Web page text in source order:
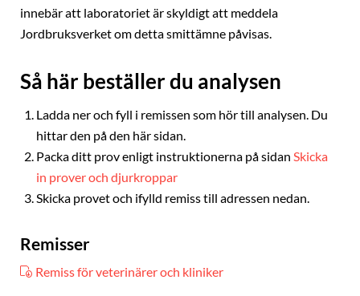
innebär att laboratoriet är skyldigt att meddela
Jordbruksverket om detta smittämne påvisas.
Så här beställer du analysen
Ladda ner och fyll i remissen som hör till analysen. Du
hittar den på den här sidan.
Packa ditt prov enligt instruktionerna på sidan Skicka
in prover och djurkroppar
Skicka provet och ifylld remiss till adressen nedan.
Remisser
Remiss för veterinärer och kliniker